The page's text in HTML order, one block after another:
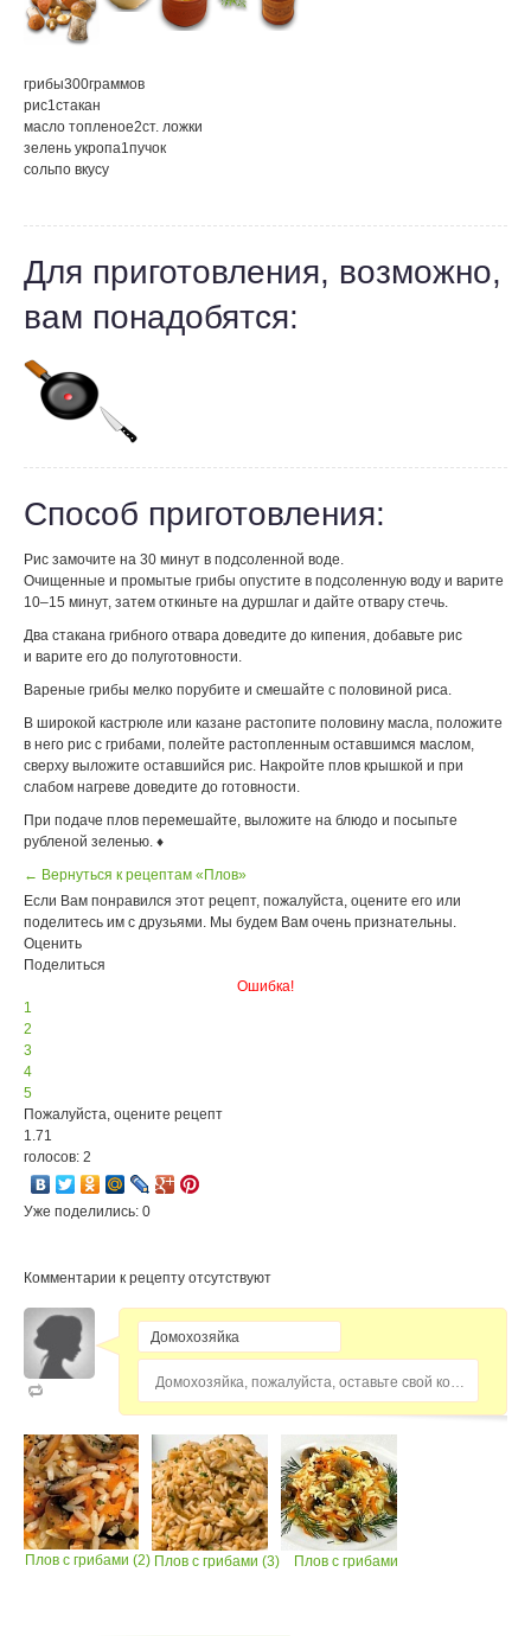
грибы300граммов
рис1стакан
масло топленое2ст. ложки
зелень укропа1пучок
сольпо вкусу
Для приготовления, возможно,
вам понадобятся:
Способ приготовления:
Рис замочите на 30 минут в подсоленной воде.
Очищенные и промытые грибы опустите в подсоленную воду и варите
10–15 минут, затем откиньте на дуршлаг и дайте отвару стечь.
Два стакана грибного отвара доведите до кипения, добавьте рис
и варите его до полуготовности.
Вареные грибы мелко порубите и смешайте с половиной риса.
В широкой кастрюле или казане растопите половину масла, положите
в него рис с грибами, полейте растопленным оставшимся маслом,
сверху выложите оставшийся рис. Накройте плов крышкой и при
слабом нагреве доведите до готовности.
При подаче плов перемешайте, выложите на блюдо и посыпьте
рубленой зеленью. ♦
← Вернуться к рецептам «Плов»
Если Вам понравился этот рецепт, пожалуйста, оцените его или
поделитесь им с друзьями. Мы будем Вам очень признательны.
Оценить
Поделиться
Ошибка!
1
2
3
4
5
Пожалуйста, оцените рецепт
1.71
голосов: 2
Уже поделились: 0
Комментарии к рецепту отсутствуют
Домохозяйка, пожалуйста, оставьте свой комментарий...
Плов с грибами (2) Плов с грибами (3) Плов с грибами